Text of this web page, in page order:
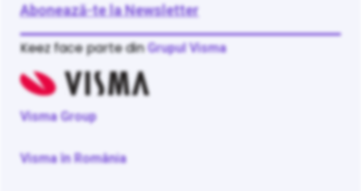
Abonează-te la Newsletter
Keez face parte dinGrupul Visma
Visma Group
Visma în România